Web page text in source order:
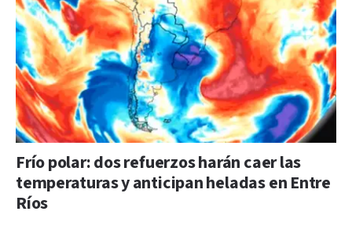
Frío polar: dos refuerzos harán caer las
temperaturas y anticipan heladas en Entre
Ríos